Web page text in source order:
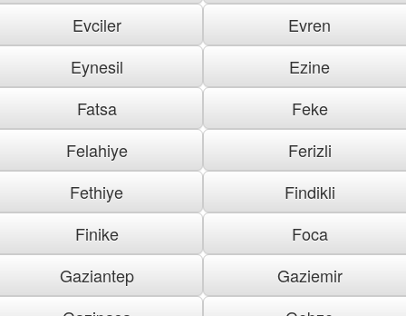
Evciler
Evren
Eynesil
Ezine
Fatsa
Feke
Felahiye
Ferizli
Fethiye
Findikli
Finike
Foca
Gaziantep
Gaziemir